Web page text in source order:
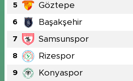
5 Göztepe
6 Başakşehir
7 Samsunspor
8 Rizespor
9 Konyaspor